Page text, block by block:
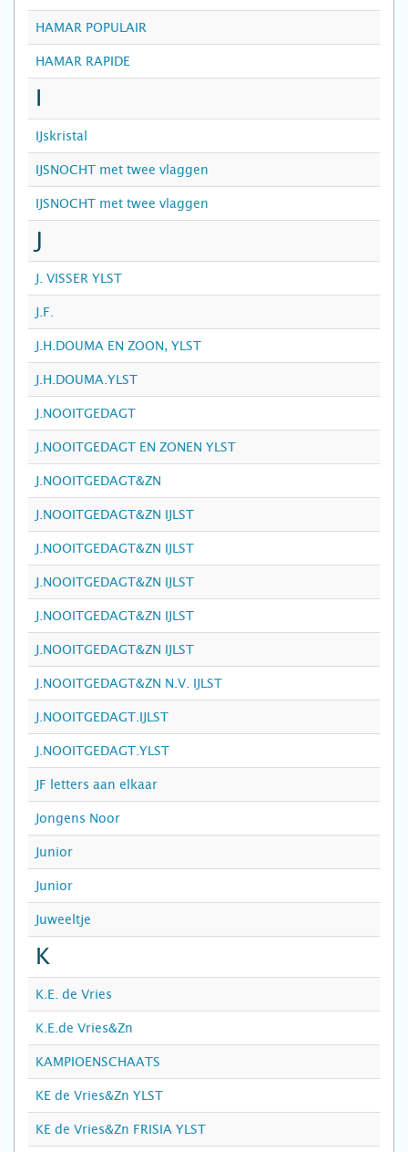
HAMAR POPULAIR
HAMAR RAPIDE
I
IJskristal
IJSNOCHT met twee vlaggen
IJSNOCHT met twee vlaggen
J
J. VISSER YLST
J.F.
J.H.DOUMA EN ZOON, YLST
J.H.DOUMA.YLST
J.NOOITGEDAGT
J.NOOITGEDAGT EN ZONEN YLST
J.NOOITGEDAGT&ZN
J.NOOITGEDAGT&ZN IJLST
J.NOOITGEDAGT&ZN IJLST
J.NOOITGEDAGT&ZN IJLST
J.NOOITGEDAGT&ZN IJLST
J.NOOITGEDAGT&ZN IJLST
J.NOOITGEDAGT&ZN N.V. IJLST
J.NOOITGEDAGT.IJLST
J.NOOITGEDAGT.YLST
JF letters aan elkaar
Jongens Noor
Junior
Junior
Juweeltje
K
K.E. de Vries
K.E.de Vries&Zn
KAMPIOENSCHAATS
KE de Vries&Zn YLST
KE de Vries&Zn FRISIA YLST